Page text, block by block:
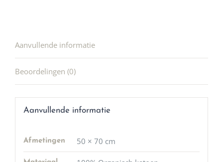
Aanvullende informatie
Beoordelingen (0)
Aanvullende informatie
Afmetingen 50 × 70 cm